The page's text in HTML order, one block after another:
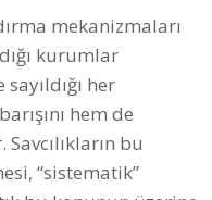
mekanizmaları
kurumlar
her
hem de
bu
“sistematik”